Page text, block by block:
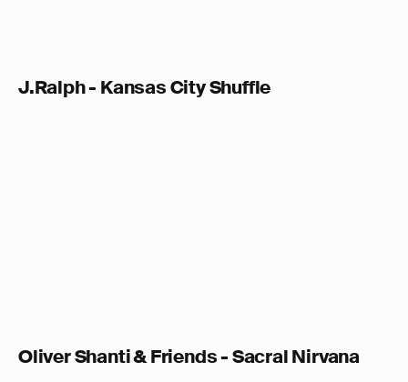
J.Ralph - Kansas City Shuffle
Oliver Shanti & Friends - Sacral Nirvana